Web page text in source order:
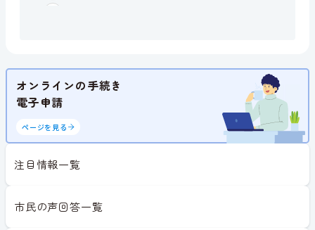
オンラインの手続き
電子申請
ページを見る
注目情報一覧
市民の声回答一覧